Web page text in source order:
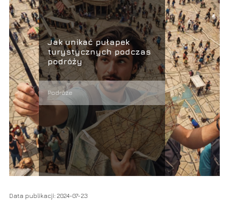
Jak unikać pułapek
turystycznych podczas
podróży
Podróże
Data publikacji: 2024-07-23